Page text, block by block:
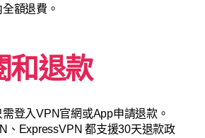
額退費。
和退款
登入VPN官網或App申請退款。
、ExpressVPN 都支援30天退款政